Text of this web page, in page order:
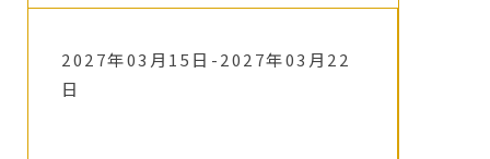
2027年03月15日-2027年03月22
日